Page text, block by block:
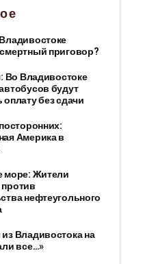
приговор?
Во Владивостоке
будут
без сдачи
Америка в
море: Жители
нефтеугольного
Владивостока на
все…»